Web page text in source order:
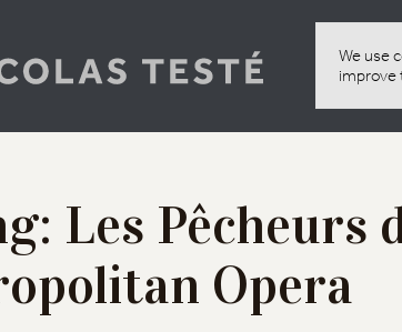
We use
improve
Les Pêcheurs
Opera